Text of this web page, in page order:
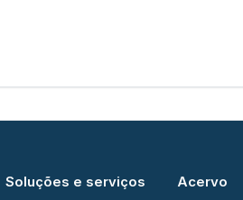
Soluções e serviços Acervo